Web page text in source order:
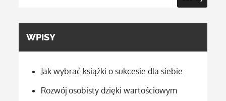
WPISY
Jak wybrać książki o sukcesie dla siebie
Rozwój osobisty dzięki wartościowym